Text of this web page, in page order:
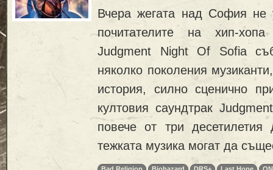
Вчера жегата над София не
почитателите на хип-
Judgment Night Of Sofia
няколко поколения
история, силно сценично
култовия саундтрак
повече от три
тежката музика могат да